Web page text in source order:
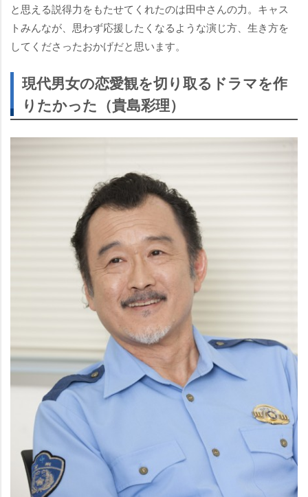
と思える説得力をもたせてくれたのは田中さんの力。キャス
トみんなが、思わず応援したくなるような演じ方、生き方を
してくださったおかげだと思います。
現代男女の恋愛観を切り取るドラマを作
りたかった（貴島彩理）